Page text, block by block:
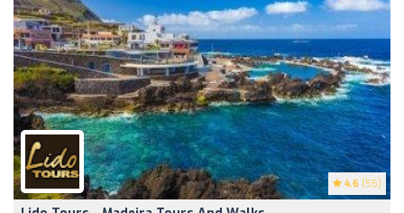
4.6 (55)